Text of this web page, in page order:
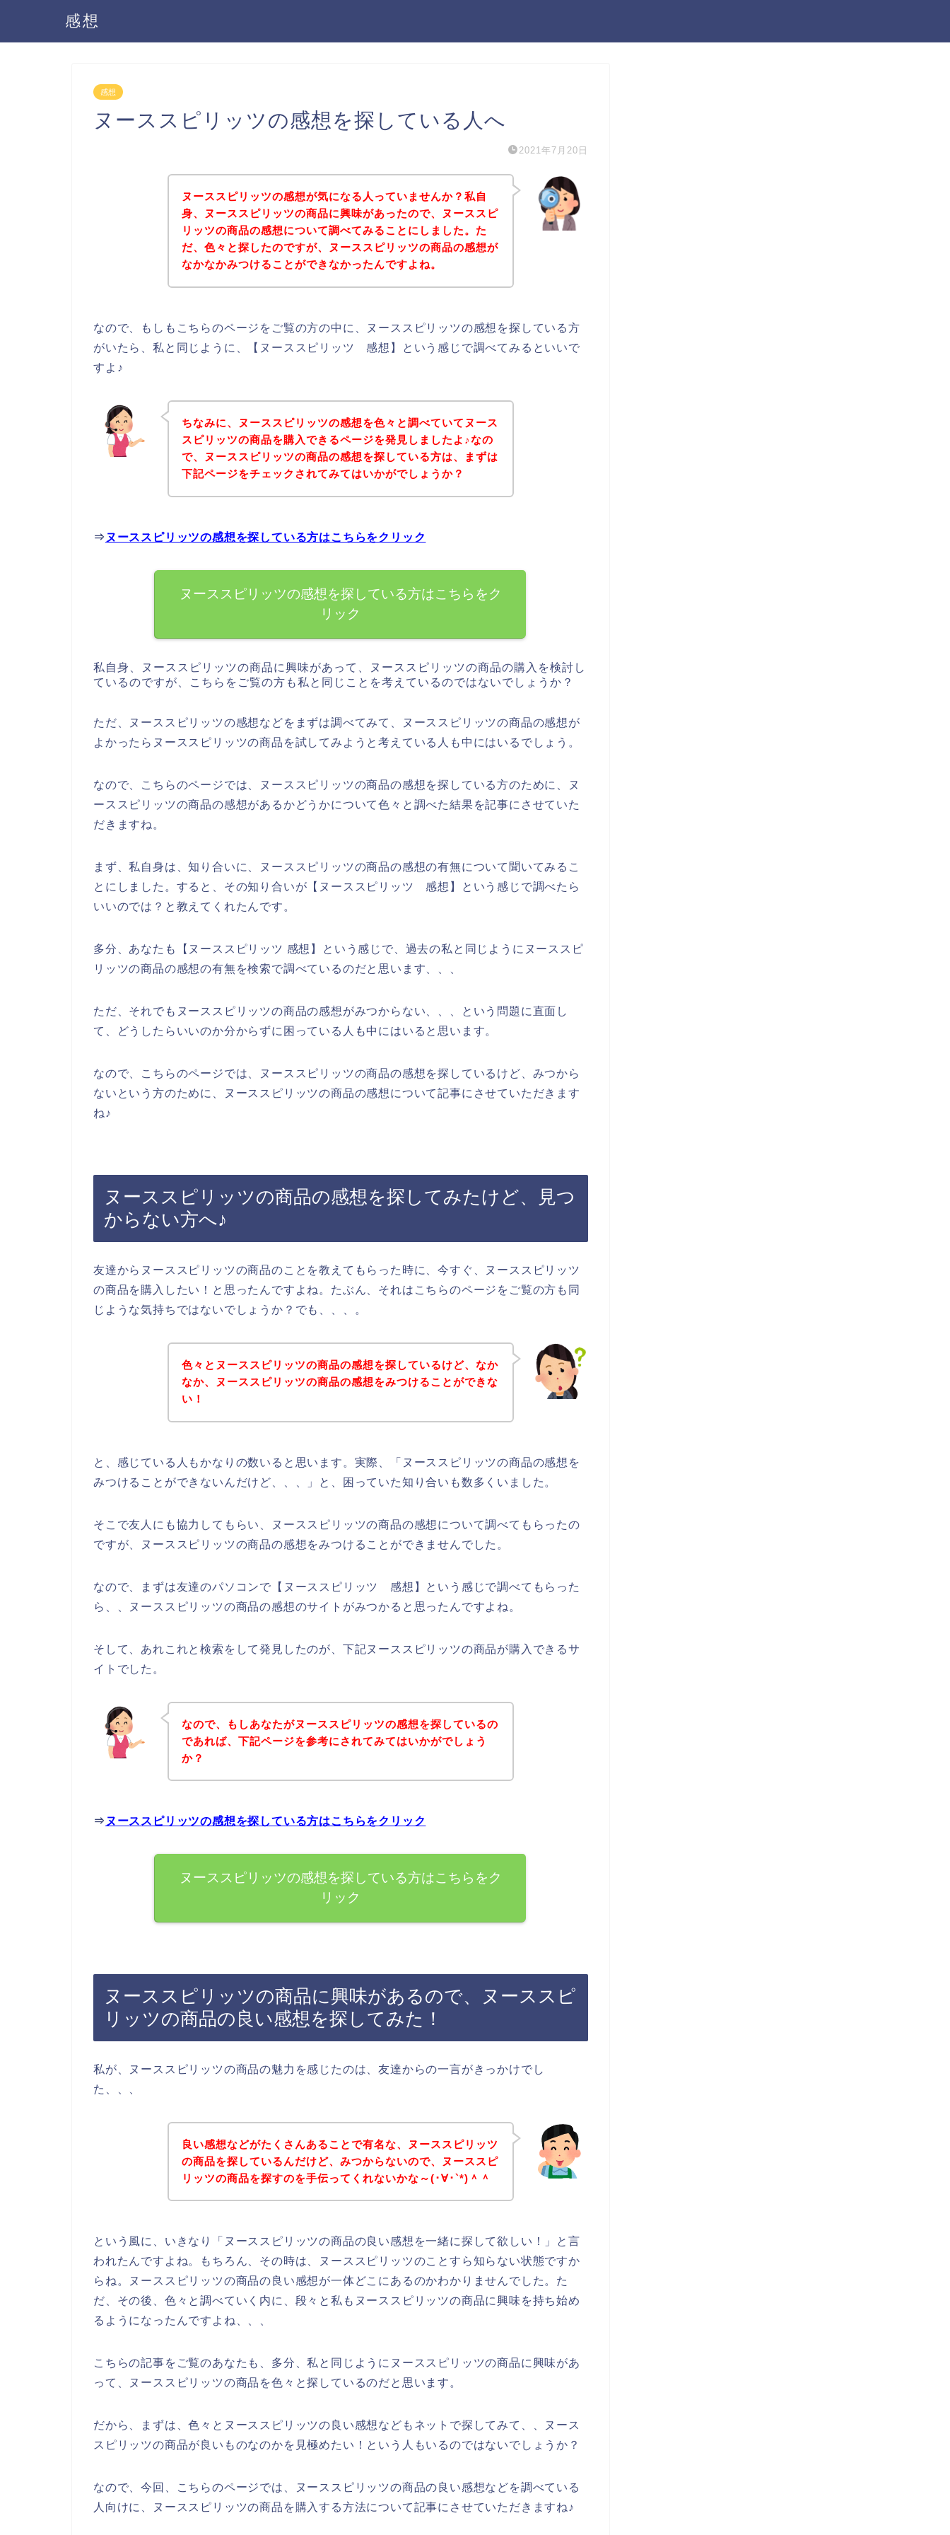
感想
感想
ヌーススピリッツの感想を探している人へ
2021年7月20日
ヌーススピリッツの感想が気になる人っていませんか？私自
身、ヌーススピリッツの商品に興味があったので、ヌーススピ
リッツの商品の感想について調べてみることにしました。た
だ、色々と探したのですが、ヌーススピリッツの商品の感想が
なかなかみつけることができなかったんですよね。
なので、もしもこちらのページをご覧の方の中に、ヌーススピリッツの感想を探している方
がいたら、私と同じように、【ヌーススピリッツ 感想】という感じで調べてみるといいで
すよ♪
ちなみに、ヌーススピリッツの感想を色々と調べていてヌース
スピリッツの商品を購入できるページを発見しましたよ♪なの
で、ヌーススピリッツの商品の感想を探している方は、まずは
下記ページをチェックされてみてはいかがでしょうか？
⇒ ヌーススピリッツの感想を探している方はこちらをクリック
ヌーススピリッツの感想を探している方はこちらをク
リック
私自身、ヌーススピリッツの商品に興味があって、ヌーススピリッツの商品の購入を検討し
ているのですが、こちらをご覧の方も私と同じことを考えているのではないでしょうか？
ただ、ヌーススピリッツの感想などをまずは調べてみて、ヌーススピリッツの商品の感想が
よかったらヌーススピリッツの商品を試してみようと考えている人も中にはいるでしょう。
なので、こちらのページでは、ヌーススピリッツの商品の感想を探している方のために、ヌ
ーススピリッツの商品の感想があるかどうかについて色々と調べた結果を記事にさせていた
だきますね。
まず、私自身は、知り合いに、ヌーススピリッツの商品の感想の有無について聞いてみるこ
とにしました。すると、その知り合いが【ヌーススピリッツ 感想】という感じで調べたら
いいのでは？と教えてくれたんです。
多分、あなたも【ヌーススピリッツ 感想】という感じで、過去の私と同じようにヌーススピ
リッツの商品の感想の有無を検索で調べているのだと思います、、、
ただ、それでもヌーススピリッツの商品の感想がみつからない、、、という問題に直面し
て、どうしたらいいのか分からずに困っている人も中にはいると思います。
なので、こちらのページでは、ヌーススピリッツの商品の感想を探しているけど、みつから
ないという方のために、ヌーススピリッツの商品の感想について記事にさせていただきます
ね♪
ヌーススピリッツの商品の感想を探してみたけど、見つ
からない方へ♪
友達からヌーススピリッツの商品のことを教えてもらった時に、今すぐ、ヌーススピリッツ
の商品を購入したい！と思ったんですよね。たぶん、それはこちらのページをご覧の方も同
じような気持ちではないでしょうか？でも、、、。
色々とヌーススピリッツの商品の感想を探しているけど、なか
なか、ヌーススピリッツの商品の感想をみつけることができな
い！
と、感じている人もかなりの数いると思います。実際、「ヌーススピリッツの商品の感想を
みつけることができないんだけど、、、」と、困っていた知り合いも数多くいました。
そこで友人にも協力してもらい、ヌーススピリッツの商品の感想について調べてもらったの
ですが、ヌーススピリッツの商品の感想をみつけることができませんでした。
なので、まずは友達のパソコンで【ヌーススピリッツ 感想】という感じで調べてもらった
ら、、ヌーススピリッツの商品の感想のサイトがみつかると思ったんですよね。
そして、あれこれと検索をして発見したのが、下記ヌーススピリッツの商品が購入できるサ
イトでした。
なので、もしあなたがヌーススピリッツの感想を探しているの
であれば、下記ページを参考にされてみてはいかがでしょう
か？
⇒ ヌーススピリッツの感想を探している方はこちらをクリック
ヌーススピリッツの感想を探している方はこちらをク
リック
ヌーススピリッツの商品に興味があるので、ヌーススピ
リッツの商品の良い感想を探してみた！
私が、ヌーススピリッツの商品の魅力を感じたのは、友達からの一言がきっかけでし
た、、、
良い感想などがたくさんあることで有名な、ヌーススピリッツ
の商品を探しているんだけど、みつからないので、ヌーススピ
リッツの商品を探すのを手伝ってくれないかな～(･∀･`*)＾＾
という風に、いきなり「ヌーススピリッツの商品の良い感想を一緒に探して欲しい！」と言
われたんですよね。もちろん、その時は、ヌーススピリッツのことすら知らない状態ですか
らね。ヌーススピリッツの商品の良い感想が一体どこにあるのかわかりませんでした。た
だ、その後、色々と調べていく内に、段々と私もヌーススピリッツの商品に興味を持ち始め
るようになったんですよね、、、
こちらの記事をご覧のあなたも、多分、私と同じようにヌーススピリッツの商品に興味があ
って、ヌーススピリッツの商品を色々と探しているのだと思います。
だから、まずは、色々とヌーススピリッツの良い感想などもネットで探してみて、、ヌース
スピリッツの商品が良いものなのかを見極めたい！という人もいるのではないでしょうか？
なので、今回、こちらのページでは、ヌーススピリッツの商品の良い感想などを調べている
人向けに、ヌーススピリッツの商品を購入する方法について記事にさせていただきますね♪